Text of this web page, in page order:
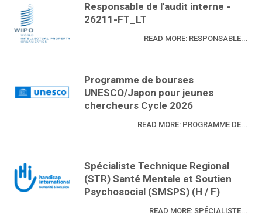
Responsable de l'audit interne -
26211-FT_LT
READ MORE: RESPONSABLE...
Programme de bourses
UNESCO/Japon pour jeunes
chercheurs Cycle 2026
READ MORE: PROGRAMME DE...
Spécialiste Technique Regional
(STR) Santé Mentale et Soutien
Psychosocial (SMSPS) (H / F)
READ MORE: SPÉCIALISTE...